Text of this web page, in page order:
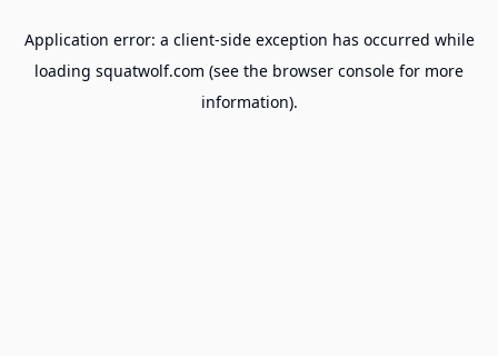
Application error: a client-side exception has occurred while
loading squatwolf.com (see the browser console for more
information).